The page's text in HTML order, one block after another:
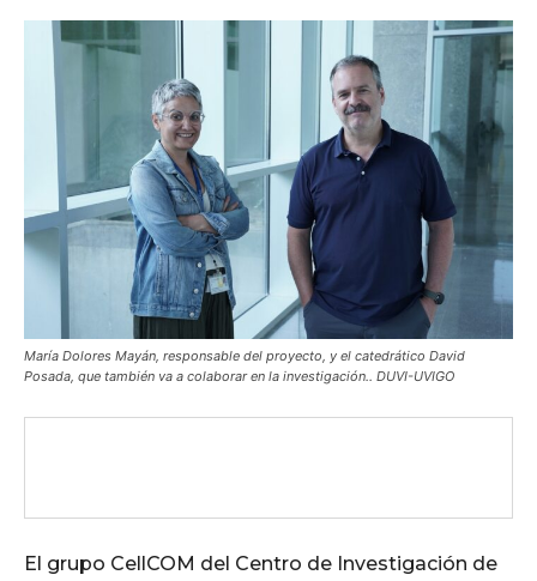
María Dolores Mayán, responsable del proyecto, y el catedrático David
Posada, que también va a colaborar en la investigación.. DUVI-UVIGO
El grupo CellCOM del Centro de Investigación de